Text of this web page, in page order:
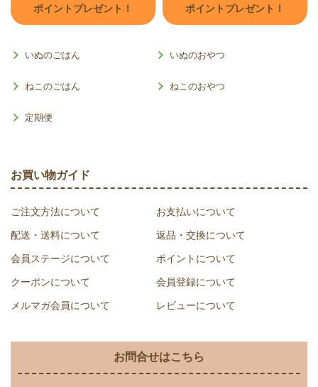
ポイントプレゼント！ ポイントプレゼント！
いぬのごはん いぬのおやつ
ねこのごはん ねこのおやつ
定期便
お買い物ガイド
ご注文方法について お支払いについて
配送・送料について 返品・交換について
会員ステージについて ポイントについて
クーポンについて 会員登録について
メルマガ会員について レビューについて
お問合せはこちら